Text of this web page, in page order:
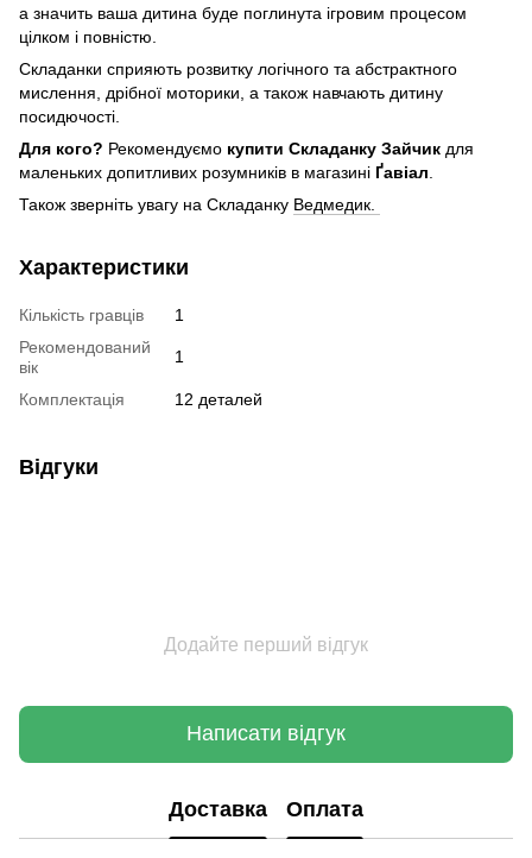
а значить ваша дитина буде поглинута ігровим процесом
цілком і повністю.
Складанки сприяють розвитку логічного та абстрактного
мислення, дрібної моторики, а також навчають дитину
посидючості.
Для кого? Рекомендуємо купити Складанку Зайчик для
маленьких допитливих розумників в магазині Ґавіал
Також зверніть увагу на Складанку Ведмедик.
Характеристики
Кількість гравців
1
Рекомендований
вік
1
Комплектація 12 деталей
Відгуки
Додайте перший відгук
Написати відгук
Доставка Оплата